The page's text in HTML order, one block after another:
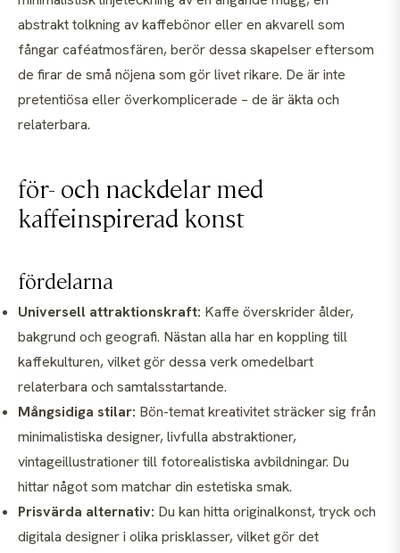
abstrakt tolkning av kaffebönor eller en akvarell som
fångar caféatmosfären, berör dessa skapelser eftersom
de firar de små nöjena som gör livet rikare. De är inte
pretentiösa eller överkomplicerade – de är äkta och
relaterbara.
för- och nackdelar med
kaffeinspirerad konst
fördelarna
Universell attraktionskraft: Kaffe överskrider ålder,
bakgrund och geografi. Nästan alla har en koppling till
kaffekulturen, vilket gör dessa verk omedelbart
relaterbara och samtalsstartande.
Mångsidiga stilar: Bön-temat kreativitet sträcker sig från
minimalistiska designer, livfulla abstraktioner,
vintageillustrationer till fotorealistiska avbildningar. Du
hittar något som matchar din estetiska smak.
Prisvärda alternativ: Du kan hitta originalkonst, tryck och
digitala designer i olika prisklasser, vilket gör det